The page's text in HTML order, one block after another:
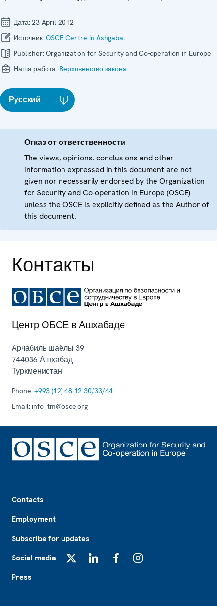
Дата: 23 April 2012
Источник: OSCE Centre in Ashgabat
Publisher: Organization for Security and Co-operation in Europe
Наша работа: Верховенство закона
Русский
Отказ от ответственности
The views, opinions, conclusions and other
information expressed in this document are not
given nor necessarily endorsed by the Organization
for Security and Co-operation in Europe (OSCE)
unless the OSCE is explicitly defined as the Author of
this document.
Контакты
Центр ОБСЕ в Ашхабаде
Арчабиль шаёлы 39
744036 Ашхабад
Туркменистан
Phone: +993 (12) 48-12-30/33/44
Email: info_tm@osce.org
Contacts
Employment
Subscribe for updates
Social media
Press